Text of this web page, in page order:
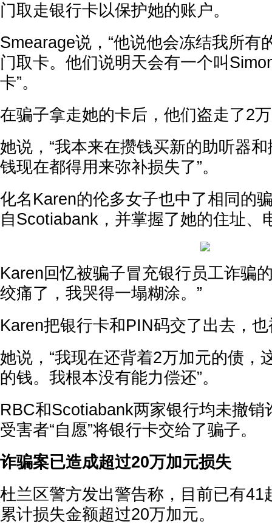
门取走银行卡以保护她的账户。
Smearage说，“他说他会冻结我所有
门取卡。他们说明天会有一个叫
卡”。
在骗子拿走她的卡后，他们盗走了2
她说，“我本来在攒钱买新的助听器
钱现在都得用来弥补损失了”。
化名Karen的伦多女子也中了相同的
自Scotiabank，并掌握了她的住址、
Karen回忆被骗子冒充银行员工诈骗
绞痛了，我哭得一塌糊涂。”
Karen把银行卡和PIN码交了出去，
她说，“我现在还背着2万加元的债，
的钱。我根本没有能力偿还”。
RBC和Scotiabank两家银行均未撤销
受害者“自愿”将银行卡交给了骗子。
诈骗案已造成超过20万加元损失
杜兰区警方发出警告称，目前已有41
累计损失金额超过20万加元。